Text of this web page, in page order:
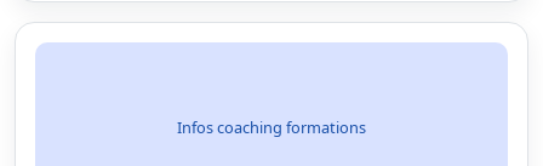
Infos coaching formations